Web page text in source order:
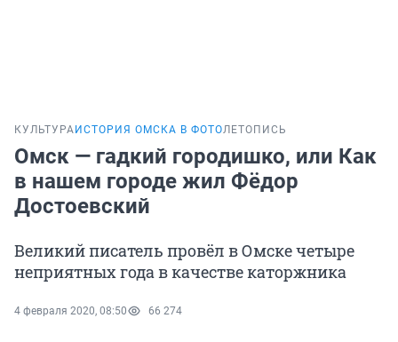
КУЛЬТУРА ИСТОРИЯ ОМСКА В ФОТОЛЕТОПИСЬ
Омск — гадкий городишко, или Как
в нашем городе жил Фёдор
Достоевский
Великий писатель провёл в Омске четыре
неприятных года в качестве каторжника
4 февраля 2020, 08:50 66 274